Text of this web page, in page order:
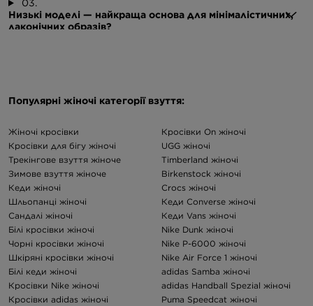
03.
Низькі моделі — найкраща основа для мінімалістичних,
лаконічних образів?
Популярні жіночі категорії взуття:
Жіночі кросівки
Кросівки для бігу жіночі
Трекінгове взуття жіноче
Зимове взуття жіноче
Кеди жіночі
Шльопанці жіночі
Сандалі жіночі
Білі кросівки жіночі
Чорні кросівки жіночі
Шкіряні кросівки жіночі
Білі кеди жіночі
Кросівки Nike жіночі
Кросівки adidas жіночі
Кросівки On жіночі
UGG жіночі
Timberland жіночі
Birkenstock жіночі
Crocs жіночі
Кеди Converse жіночі
Кеди Vans жіночі
Nike Dunk жіночі
Nike P-6000 жіночі
Nike Air Force 1 жіночі
adidas Samba жіночі
adidas Handball Spezial жіночі
Puma Speedcat жіночі